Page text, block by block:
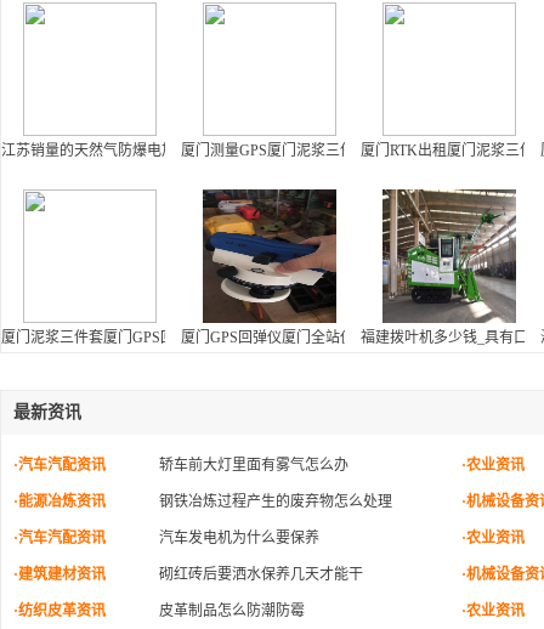
江苏销量的天然气防爆电加热器，镇江裕太大量出售防爆电加热器
厦门测量GPS厦门泥浆三件套厦门RTK回弹仪厦门全站
厦门RTK出租厦门泥浆三件
厦门泥浆三件套厦门GPS回弹仪厦门全站仪维修厦门水准仪经纬仪
厦门GPS回弹仪厦门全站仪维修厦门水准仪经纬仪厦门
福建拨叶机多少钱_具有口
最新资讯
·汽车汽配资讯 轿车前大灯里面有雾气怎么办 ·农业资讯
·能源冶炼资讯 钢铁冶炼过程产生的废弃物怎么处理 ·机械设备资
·汽车汽配资讯 汽车发电机为什么要保养 ·农业资讯
·建筑建材资讯 砌红砖后要洒水保养几天才能干 ·机械设备资
·纺织皮革资讯 皮革制品怎么防潮防霉 ·农业资讯